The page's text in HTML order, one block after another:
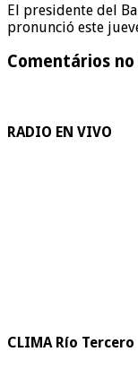
El presidente del
pronunció este
Comentários no
RADIO EN VIVO
CLIMA Río Tercero